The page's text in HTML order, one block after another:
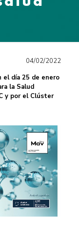
04/02/2022
el día 25 de enero
la Salud
y por el Clúster